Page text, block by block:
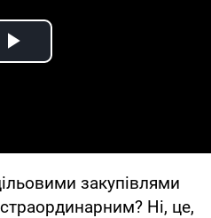
Play Video
закупівлями
Ні, це,